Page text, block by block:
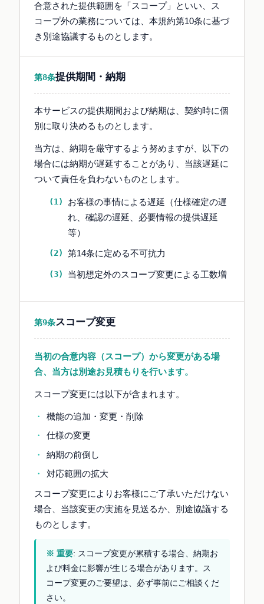
合意された提供範囲を「スコープ」といい、ス
コープ外の業務については、本規約第10条に基づ
き別途協議するものとします。
第8条提供期間・納期
本サービスの提供期間および納期は、契約時に個
別に取り決めるものとします。
当方は、納期を厳守するよう努めますが、以下の
場合には納期が遅延することがあり、当該遅延に
ついて責任を負わないものとします。
お客様の事情による遅延（仕様確定の遅
れ、確認の遅延、必要情報の提供遅延
等）
第14条に定める不可抗力
当初想定外のスコープ変更による工数増
第9条スコープ変更
当初の合意内容（スコープ）から変更がある場
合、当方は別途お見積もりを行います。
スコープ変更には以下が含まれます。
機能の追加・変更・削除
仕様の変更
納期の前倒し
対応範囲の拡大
スコープ変更によりお客様にご了承いただけない
場合、当該変更の実施を見送るか、別途協議する
ものとします。
※ 重要: スコープ変更が累積する場合、納期お
よび料金に影響が生じる場合があります。ス
コープ変更のご要望は、必ず事前にご相談くだ
さい。